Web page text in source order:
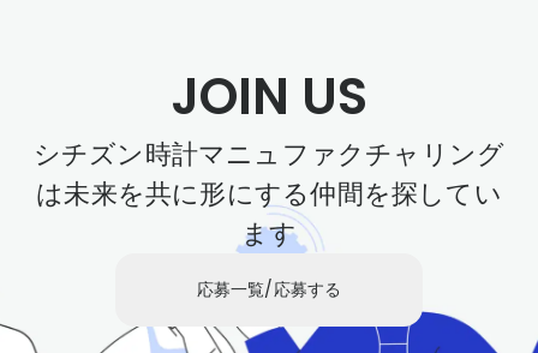
JOIN US
シチズン時計マニュファクチャリング
は未来を共に形にする仲間を探してい
ます
応募一覧/応募する